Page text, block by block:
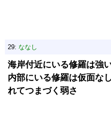
29: ななし
海岸付近にいる修羅は強
内部にいる修羅は仮面な
れてつまづく弱さ